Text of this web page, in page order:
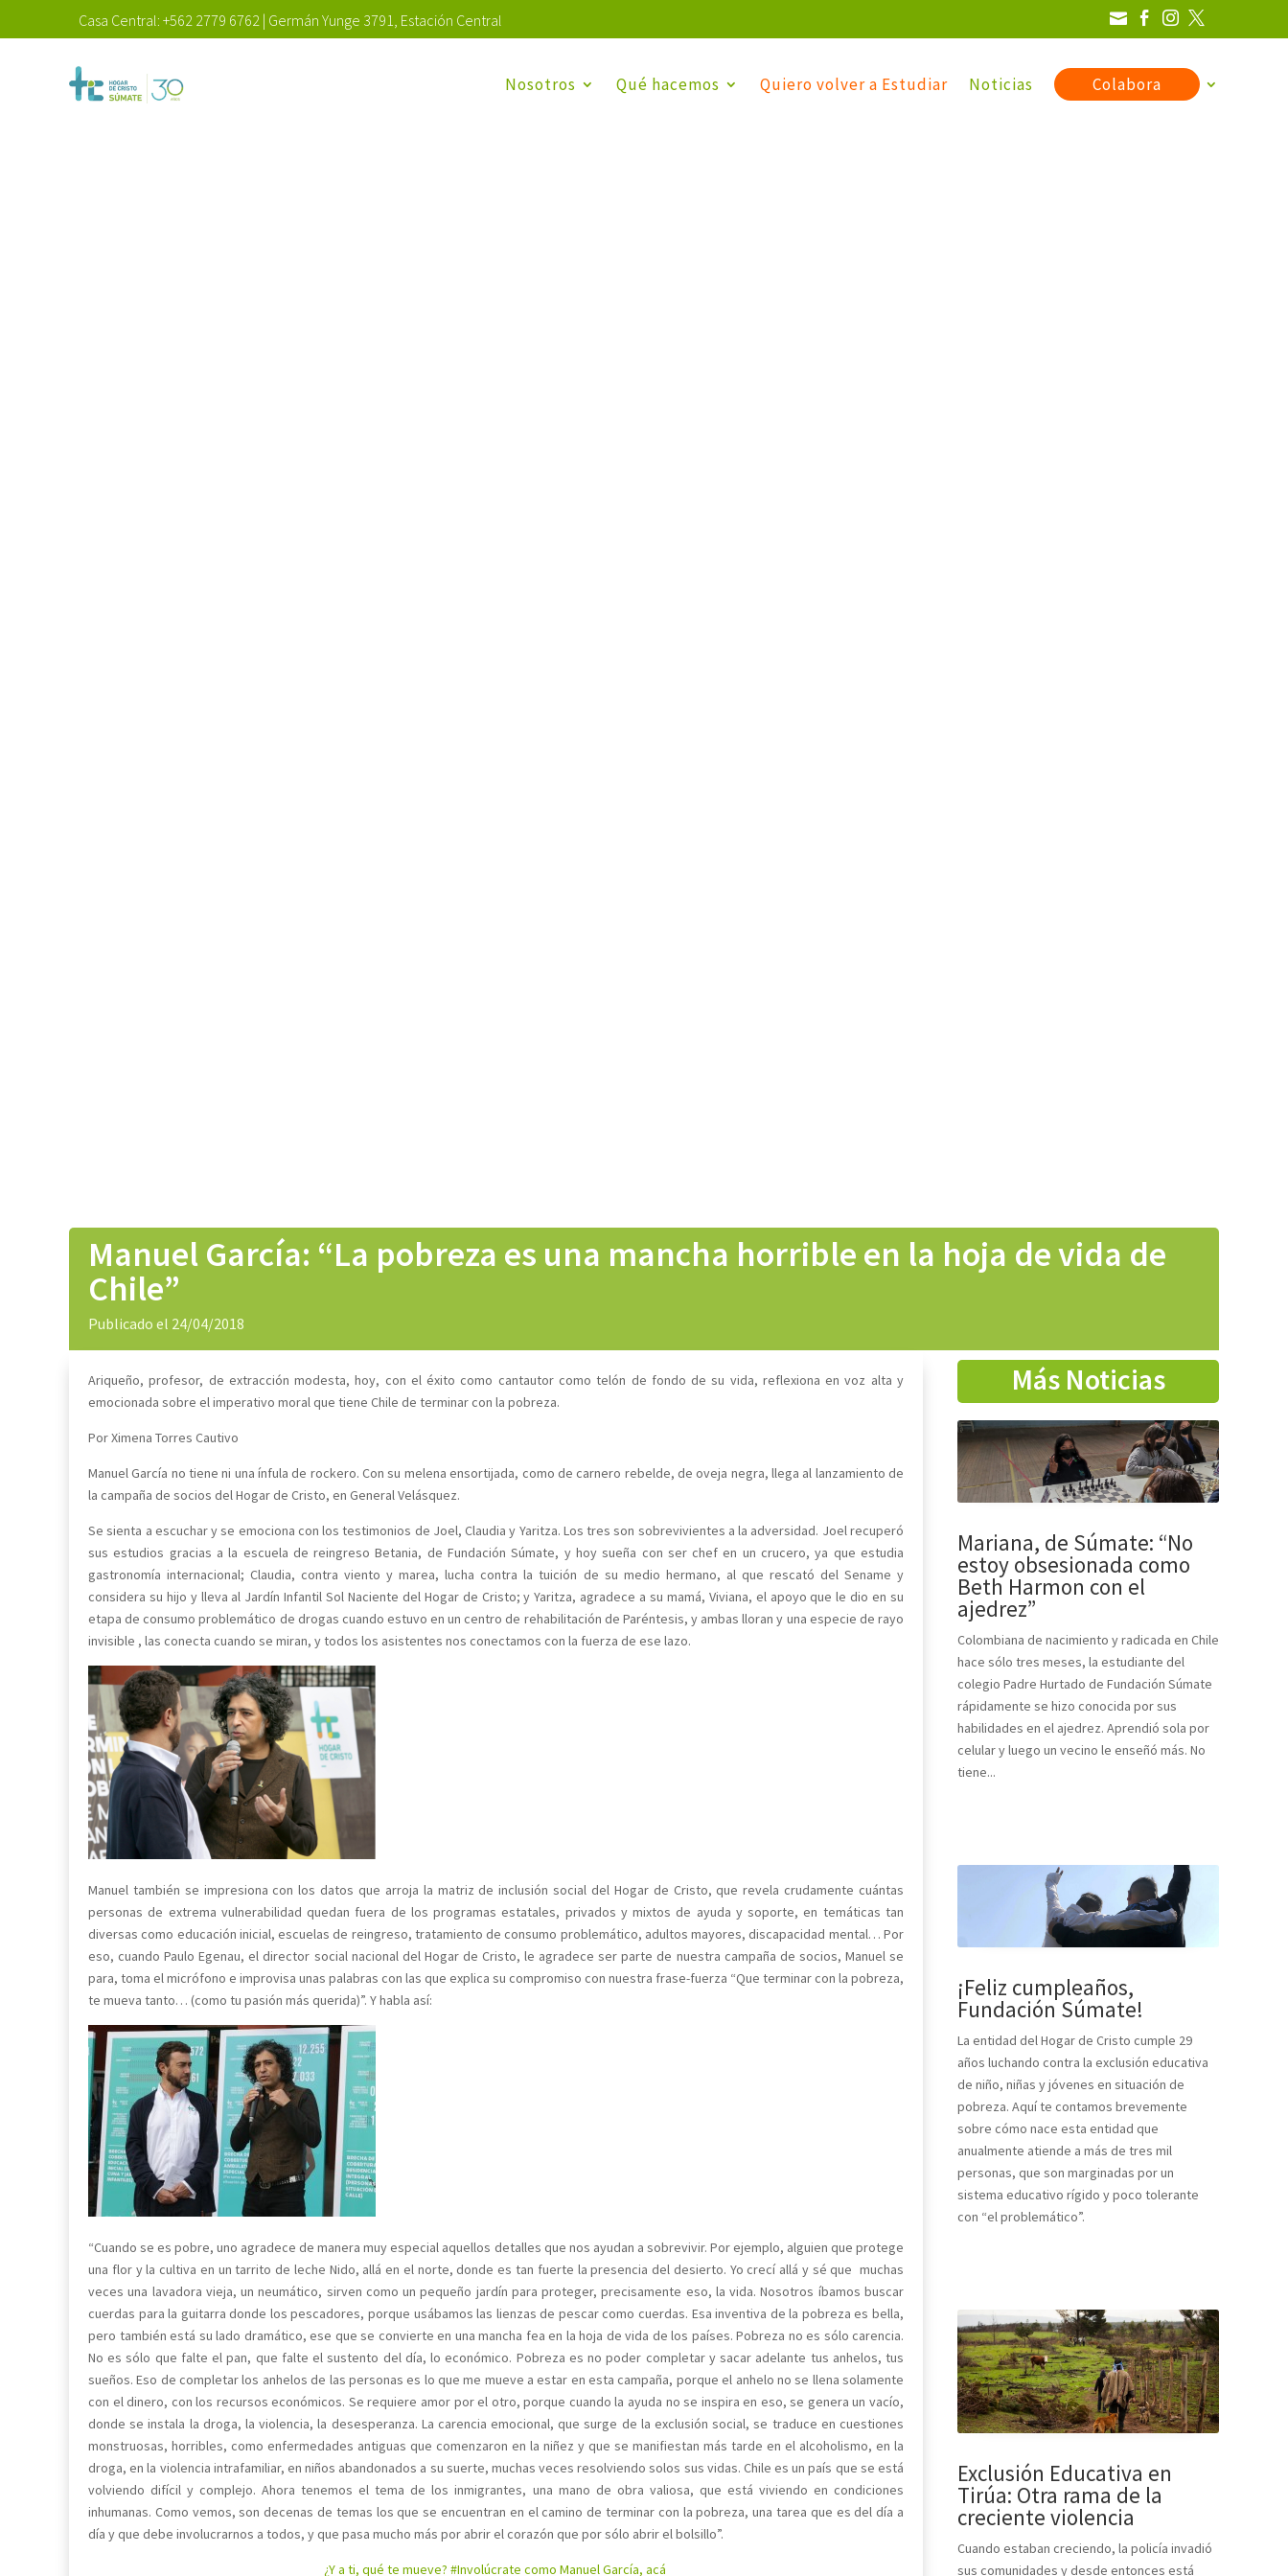
Casa Central: +562 2779 6762 | Germán Yunge 3791, Estación Central    
Nosotros Qué hacemos Quiero volver a Estudiar Noticias Colabora
Manuel García: “La pobreza es una mancha horrible en la hoja de vida de
Chile”
Publicado el 24/04/2018
Ariqueño, profesor, de extracción modesta, hoy, con el éxito como cantautor como telón de fondo de su vida, reflexiona en voz alta y
emocionada sobre el imperativo moral que tiene Chile de terminar con la pobreza.
Por Ximena Torres Cautivo
Manuel García no tiene ni una ínfula de rockero. Con su melena ensortijada, como de carnero rebelde, de oveja negra, llega al lanzamiento de
la campaña de socios del Hogar de Cristo, en General Velásquez.
Se sienta a escuchar y se emociona con los testimonios de Joel, Claudia y Yaritza. Los tres son sobrevivientes a la adversidad. Joel recuperó
sus estudios gracias a la escuela de reingreso Betania, de Fundación Súmate, y hoy sueña con ser chef en un crucero, ya que estudia
gastronomía internacional; Claudia, contra viento y marea, lucha contra la tuición de su medio hermano, al que rescató del Sename y
considera su hijo y lleva al Jardín Infantil Sol Naciente del Hogar de Cristo; y Yaritza, agradece a su mamá, Viviana, el apoyo que le dio en su
etapa de consumo problemático de drogas cuando estuvo en un centro de rehabilitación de Paréntesis, y ambas lloran y una especie de rayo
invisible , las conecta cuando se miran, y todos los asistentes nos conectamos con la fuerza de ese lazo.
Manuel también se impresiona con los datos que arroja la matriz de inclusión social del Hogar de Cristo, que revela crudamente cuántas
personas de extrema vulnerabilidad quedan fuera de los programas estatales, privados y mixtos de ayuda y soporte, en temáticas tan
diversas como educación inicial, escuelas de reingreso, tratamiento de consumo problemático, adultos mayores, discapacidad mental… Por
eso, cuando Paulo Egenau, el director social nacional del Hogar de Cristo, le agradece ser parte de nuestra campaña de socios, Manuel se
para, toma el micrófono e improvisa unas palabras con las que explica su compromiso con nuestra frase-fuerza “Que terminar con la pobreza,
te mueva tanto… (como tu pasión más querida)”. Y habla así:
“Cuando se es pobre, uno agradece de manera muy especial aquellos detalles que nos ayudan a sobrevivir. Por ejemplo, alguien que protege
una flor y la cultiva en un tarrito de leche Nido, allá en el norte, donde es tan fuerte la presencia del desierto. Yo crecí allá y sé que muchas
veces una lavadora vieja, un neumático, sirven como un pequeño jardín para proteger, precisamente eso, la vida. Nosotros íbamos buscar
cuerdas para la guitarra donde los pescadores, porque usábamos las lienzas de pescar como cuerdas. Esa inventiva de la pobreza es bella,
pero también está su lado dramático, ese que se convierte en una mancha fea en la hoja de vida de los países. Pobreza no es sólo carencia.
No es sólo que falte el pan, que falte el sustento del día, lo económico. Pobreza es no poder completar y sacar adelante tus anhelos, tus
sueños. Eso de completar los anhelos de las personas es lo que me mueve a estar en esta campaña, porque el anhelo no se llena solamente
con el dinero, con los recursos económicos. Se requiere amor por el otro, porque cuando la ayuda no se inspira en eso, se genera un vacío,
donde se instala la droga, la violencia, la desesperanza. La carencia emocional, que surge de la exclusión social, se traduce en cuestiones
monstruosas, horribles, como enfermedades antiguas que comenzaron en la niñez y que se manifiestan más tarde en el alcoholismo, en la
droga, en la violencia intrafamiliar, en niños abandonados a su suerte, muchas veces resolviendo solos sus vidas. Chile es un país que se está
volviendo difícil y complejo. Ahora tenemos el tema de los inmigrantes, una mano de obra valiosa, que está viviendo en condiciones
inhumanas. Como vemos, son decenas de temas los que se encuentran en el camino de terminar con la pobreza, una tarea que es del día a
día y que debe involucrarnos a todos, y que pasa mucho más por abrir el corazón que por sólo abrir el bolsillo”.
¿Y a ti, qué te mueve? #Involúcrate como Manuel García, acá
Más Noticias
Mariana, de Súmate: “No
estoy obsesionada como
Beth Harmon con el
ajedrez”
Colombiana de nacimiento y radicada en Chile
hace sólo tres meses, la estudiante del
colegio Padre Hurtado de Fundación Súmate
rápidamente se hizo conocida por sus
habilidades en el ajedrez. Aprendió sola por
celular y luego un vecino le enseñó más. No
tiene...
¡Feliz cumpleaños,
Fundación Súmate!
La entidad del Hogar de Cristo cumple 29
años luchando contra la exclusión educativa
de niño, niñas y jóvenes en situación de
pobreza. Aquí te contamos brevemente
sobre cómo nace esta entidad que
anualmente atiende a más de tres mil
personas, que son marginadas por un
sistema educativo rígido y poco tolerante
con “el problemático”.
Exclusión Educativa en
Tirúa: Otra rama de la
creciente violencia
Cuando estaban creciendo, la policía invadió
sus comunidades y desde entonces está